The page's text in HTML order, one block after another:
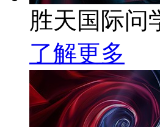
胜天国际问
了解更多